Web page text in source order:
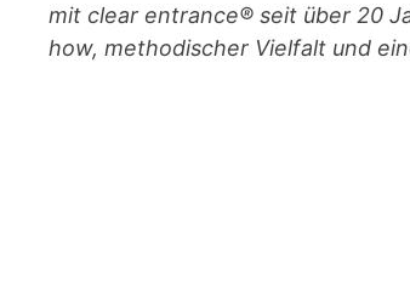
mit clear entrance® seit über 20
how, methodischer Vielfalt und